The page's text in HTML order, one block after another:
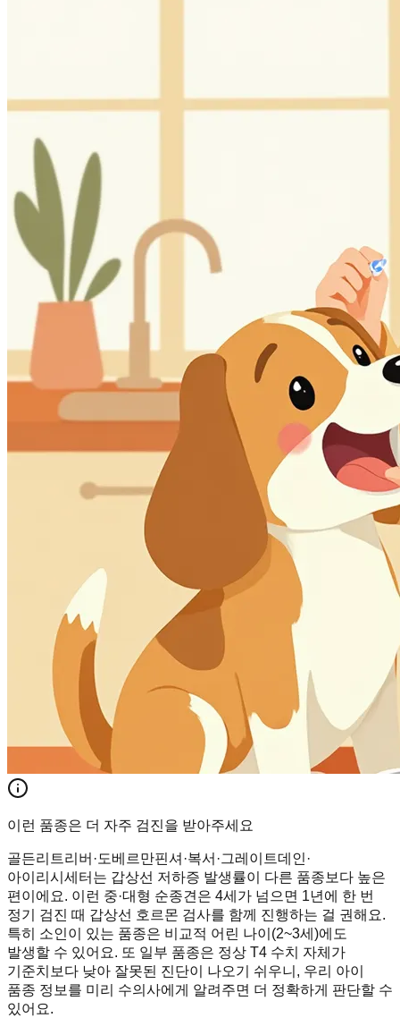
이런 품종은 더 자주 검진을 받아주세요
골든리트리버·도베르만핀셔·복서·그레이트데인·
아이리시세터는 갑상선 저하증 발생률이 다른 품종보다 높은
편이에요. 이런 중·대형 순종견은 4세가 넘으면 1년에 한 번
정기 검진 때 갑상선 호르몬 검사를 함께 진행하는 걸 권해요.
특히 소인이 있는 품종은 비교적 어린 나이(2~3세)에도
발생할 수 있어요. 또 일부 품종은 정상 T4 수치 자체가
기준치보다 낮아 잘못된 진단이 나오기 쉬우니, 우리 아이
품종 정보를 미리 수의사에게 알려주면 더 정확하게 판단할 수
있어요.